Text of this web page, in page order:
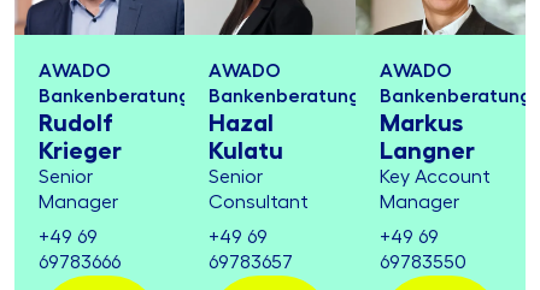
AWADO
Bankenberatung
Rudolf
Krieger
Senior
Manager
+49 69
69783666
AWADO
Bankenberatung
Hazal
Kulatu
Senior
Consultant
+49 69
69783657
AWADO
Bankenberatung
Markus
Langner
Key Account
Manager
+49 69
69783550